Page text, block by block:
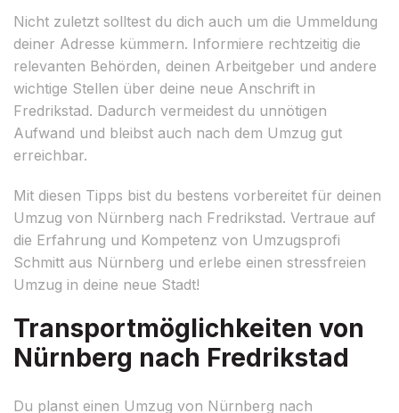
Nicht zuletzt solltest du dich auch um die Ummeldung
deiner Adresse kümmern. Informiere rechtzeitig die
relevanten Behörden, deinen Arbeitgeber und andere
wichtige Stellen über deine neue Anschrift in
Fredrikstad. Dadurch vermeidest du unnötigen
Aufwand und bleibst auch nach dem Umzug gut
erreichbar.
Mit diesen Tipps bist du bestens vorbereitet für deinen
Umzug von Nürnberg nach Fredrikstad. Vertraue auf
die Erfahrung und Kompetenz von Umzugsprofi
Schmitt aus Nürnberg und erlebe einen stressfreien
Umzug in deine neue Stadt!
Transportmöglichkeiten von
Nürnberg nach Fredrikstad
Du planst einen Umzug von Nürnberg nach